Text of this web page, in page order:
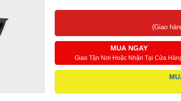
• Bảng điều khiển cảm ứng tiếng Việt dễ
• Chế độ massage không trọng lực thư
• Massage nhiệt hồng ngoại tác động sâu,
• Massage kết hợp thư giãn âm nhạc đỉnh
• Đa dạng bài tập cá nhân hóa người dùng
(Giao
MUA NGAY
Giao Tận Nơi Hoặc Nhận Tại Cửa